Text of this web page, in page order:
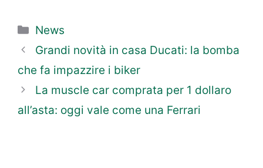
Categorie
News
Grandi novità in casa Ducati: la bomba
che fa impazzire i biker
La muscle car comprata per 1 dollaro
all’asta: oggi vale come una Ferrari